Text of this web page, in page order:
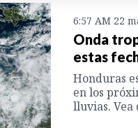
6:57 AM 22
Onda
estas
Honduras
en los
lluvias. Vea